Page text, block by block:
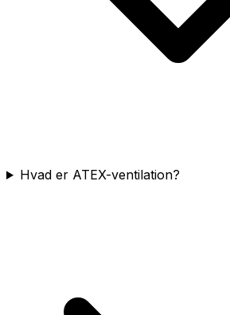
Hvad er ATEX-ventilation?